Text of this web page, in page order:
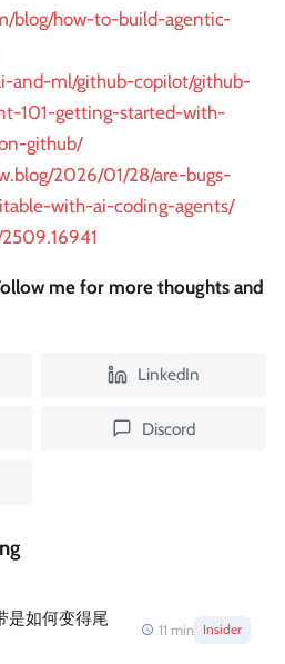
blog/how-to-build-agentic-
and-ml/github-copilot/github-
101-getting-started-with-
github/
2026/01/28/are-bugs-
with-ai-coding-agents/
me for more thoughts and
LinkedIn
Discord
是如何变得尾
11 min Insider